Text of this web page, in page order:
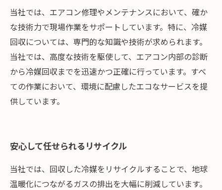
当社では、エアコン修理やメンテナンスにおいて、確か
な技術力で現場作業をサポートしています。特に、冷媒
回収については、専門的な知識や技術が求められます。
当社では、高度な技術を駆使して、エアコン内部の診断
から冷媒回収までを迅速かつ正確に行っています。すべ
ての作業において、環境に配慮したエコなサービスを提
供しています。
安心して任せられるリサイクル
当社では、回収した冷媒をリサイクルすることで、地球
温暖化につながるガスの排出を大幅に削減しています。